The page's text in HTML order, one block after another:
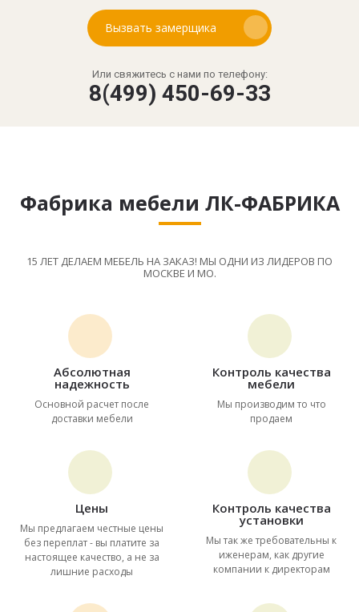
Вызвать замерщика
Или свяжитесь с нами по телефону:
8(499) 450-69-33
Фабрика мебели ЛК-ФАБРИКА
15 ЛЕТ ДЕЛАЕМ МЕБЕЛЬ НА ЗАКАЗ! МЫ ОДНИ ИЗ ЛИДЕРОВ ПО
МОСКВЕ И МО.
Абсолютная
надежность
Основной расчет после
доставки мебели
Контроль качества
мебели
Мы производим то что
продаем
Цены
Мы предлагаем честные цены
без переплат - вы платите за
настоящее качество, а не за
лишние расходы
Контроль качества
установки
Мы так же требовательны к
иженерам, как другие
компании к директорам